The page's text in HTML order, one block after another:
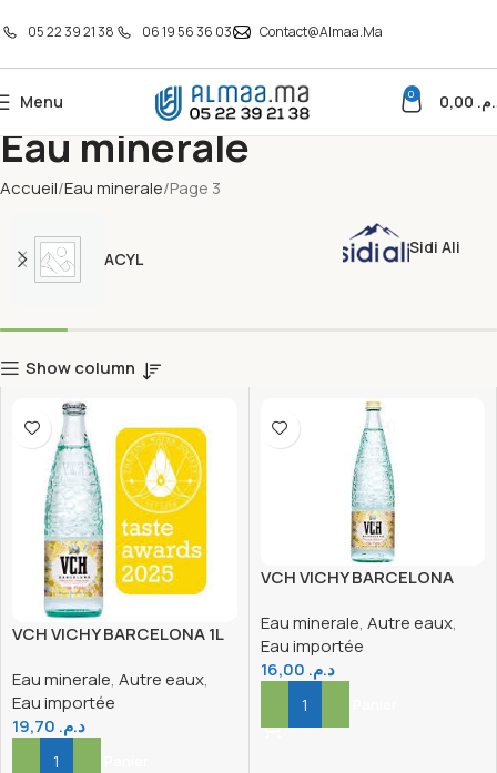
05 22 39 21 38 06 19 56 36 03 Contact@almaa.ma
Menu 0
Eau minerale
Accueil Eau minerale Page 3
ACYL
Sidi Ali
Show column
VCH VICHY BARCELONA 1L
Eau minerale, Autre eaux,
Eau importée
د.م.
Ajouter Au Panier
VCH VICHY BARCELONA
Eau minerale, Autre eaux,
Eau importée
د.م.
Ajouter Au Panier